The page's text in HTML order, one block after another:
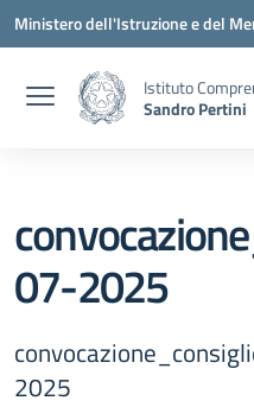
Vai ai contenuti
Vai al menu di navigazione
Vai al footer
Ministero dell'Istruzione e del
Istituto
Sandro Pertini
07-2025
2025